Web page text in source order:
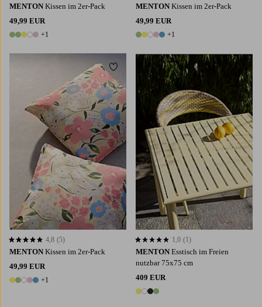
MENTON Kissen im 2er-Pack
49,99 EUR
6 Farben
+1
MENTON Kissen im 2er-Pack
49,99 EUR
6 Farben
+1
MENTON Kissen im 2er-Pack
49,99 EUR
6 Farben
+1
4,8 basierend auf 5 Bewertungen
4,8 (5)
Zu Favoriten hinzufügen
MENTON Esstisch im Freien
nutzbar 75x75 cm
409 EUR
4 Farben
1,0 basierend auf 1 Bewertungen
1,0 (1)
Zu